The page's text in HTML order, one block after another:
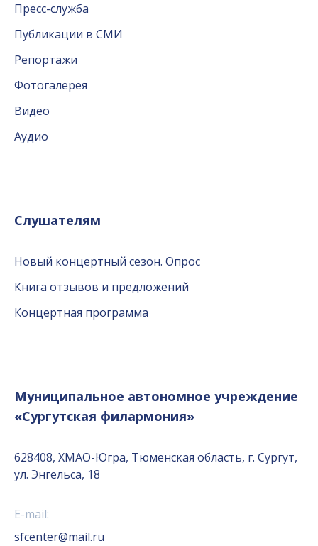
Пресс-служба
Публикации в СМИ
Репортажи
Фотогалерея
Видео
Аудио
Слушателям
Новый концертный сезон. Опрос
Книга отзывов и предложений
Концертная программа
Муниципальное автономное учреждение
«Сургутская филармония»
628408, ХМАО-Югра, Тюменская область, г. Сургут,
ул. Энгельса, 18
E-mail:
sfcenter@mail.ru